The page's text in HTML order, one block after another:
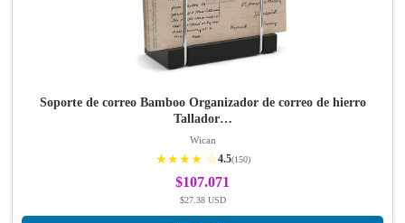
Soporte de correo Bamboo Organizador de correo de hierro
Tallador…
Wican
★★★★ ☆4.5(150)
$107.071
$27.38 USD